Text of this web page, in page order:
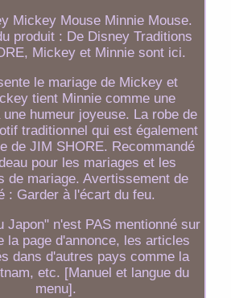
Mickey Mouse Minnie Mouse.
produit : De Disney Traditions
Mickey et Minnie sont ici.
le mariage de Mickey et
tient Minnie comme une
humeur joyeuse. La robe de
traditionnel qui est également
de JIM SHORE. Recommandé
pour les mariages et les
de mariage. Avertissement de
: Garder à l'écart du feu.
Japon" n'est PAS mentionné sur
la page d'annonce, les articles
dans d'autres pays comme la
etc. [Manuel et langue du
menu].